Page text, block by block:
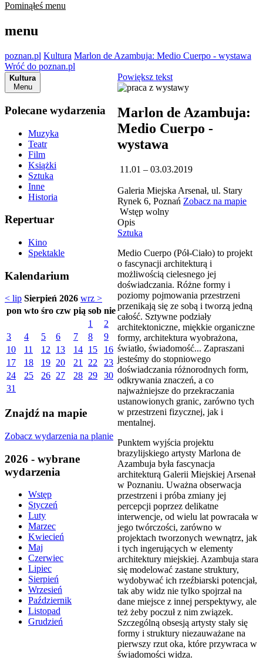
Pominąłeś menu
menu
poznan.pl Kultura Marlon de Azambuja: Medio Cuerpo - wystawa
Wróć do poznan.pl
Kultura
Menu
Polecane wydarzenia
Muzyka
Teatr
Film
Książki
Sztuka
Inne
Historia
Repertuar
Kino
Spektakle
Kalendarium
< lip Sierpień 2026 wrz >
pon wto śro czw pią sob nie
1
2
3
4 5 6 7 8
9
10
11 12 13 14 15
16
17
18 19 20 21 22
23
24
25 26 27 28 29
30
31
Znajdź na mapie
Zobacz wydarzenia na planie
2026 - wybrane
wydarzenia
Wstęp
Styczeń
Luty
Marzec
Kwiecień
Maj
Czerwiec
Lipiec
Sierpień
Wrzesień
Październik
Listopad
Grudzień
Powiększ tekst
Marlon de Azambuja:
Medio Cuerpo -
wystawa
11.01 – 03.03.2019
Galeria Miejska Arsenał, ul. Stary
Rynek 6, Poznań Zobacz na mapie
Wstęp wolny
Opis
Sztuka
Medio Cuerpo (Pół-Ciało) to projekt
o fascynacji architekturą i
możliwością cielesnego jej
doświadczania. Różne formy i
poziomy pojmowania przestrzeni
przenikają się ze sobą i tworzą jedną
całość. Sztywne podziały
architektoniczne, miękkie organiczne
formy, architektura wyobrażona,
światło, świadomość... Zapraszani
jesteśmy do stopniowego
doświadczania różnorodnych form,
odkrywania znaczeń, a co
najważniejsze do przekraczania
ustanowionych granic, zarówno tych
w przestrzeni fizycznej, jak i
mentalnej.
Punktem wyjścia projektu
brazylijskiego artysty Marlona de
Azambuja była fascynacja
architekturą Galerii Miejskiej Arsenał
w Poznaniu. Uważna obserwacja
przestrzeni i próba zmiany jej
percepcji poprzez delikatne
interwencje, od wielu lat powracała w
jego twórczości, zarówno w
projektach tworzonych wewnątrz, jak
i tych ingerujących w elementy
architektury miejskiej. Azambuja stara
się modelować zastane struktury,
wydobywać ich rzeźbiarski potencjał,
tak aby widz nie tylko spojrzał na
dane miejsce z innej perspektywy, ale
też żeby poczuł z nim związek.
Szczególną obsesją artysty stały się
formy i struktury niezauważane na
pierwszy rzut oka, które przywraca w
świadomości widza.